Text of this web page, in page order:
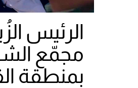
الرئيس
مجمّع
بمنطقة